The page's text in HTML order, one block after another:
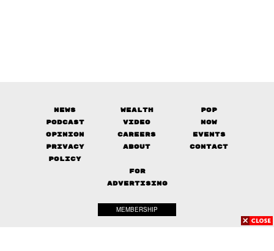
News Wealth
Pop
Podcast
Video
Now
Opinion
Careers
Events
Privacy
Policy
About Contact
FOR
ADVERTISING
MEMBERSHIP